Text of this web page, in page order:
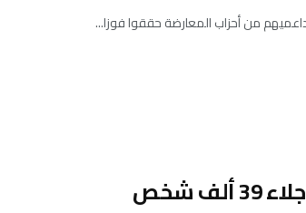
وداعميهم من أحزاب المعارضة حققوا فوزا...
شخص